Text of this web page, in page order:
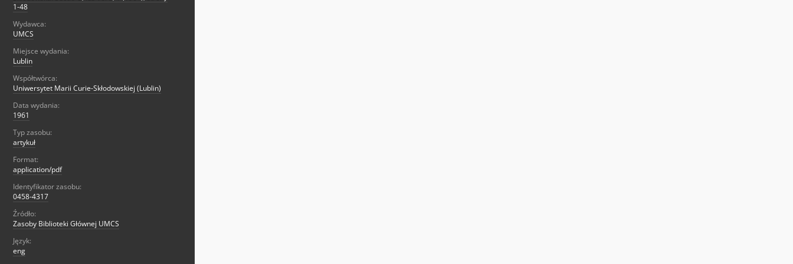
1-48
Wydawca:
UMCS
Miejsce wydania:
Lublin
Współtwórca:
Uniwersytet Marii Curie-Skłodowskiej (Lublin)
Data wydania:
1961
Typ zasobu:
artykuł
Format:
application/pdf
Identyfikator zasobu:
0458-4317
Źródło:
Zasoby Biblioteki Głównej UMCS
Język:
eng